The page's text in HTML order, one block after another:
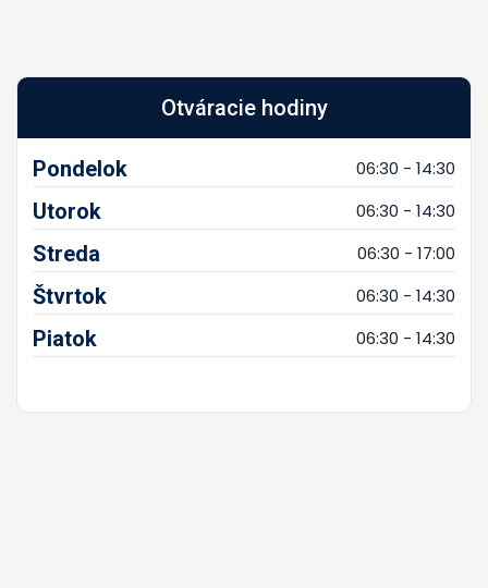
Otváracie hodiny
Pondelok 06:30 - 14:30
Utorok 06:30 - 14:30
Streda 06:30 - 17:00
Štvrtok 06:30 - 14:30
Piatok 06:30 - 14:30